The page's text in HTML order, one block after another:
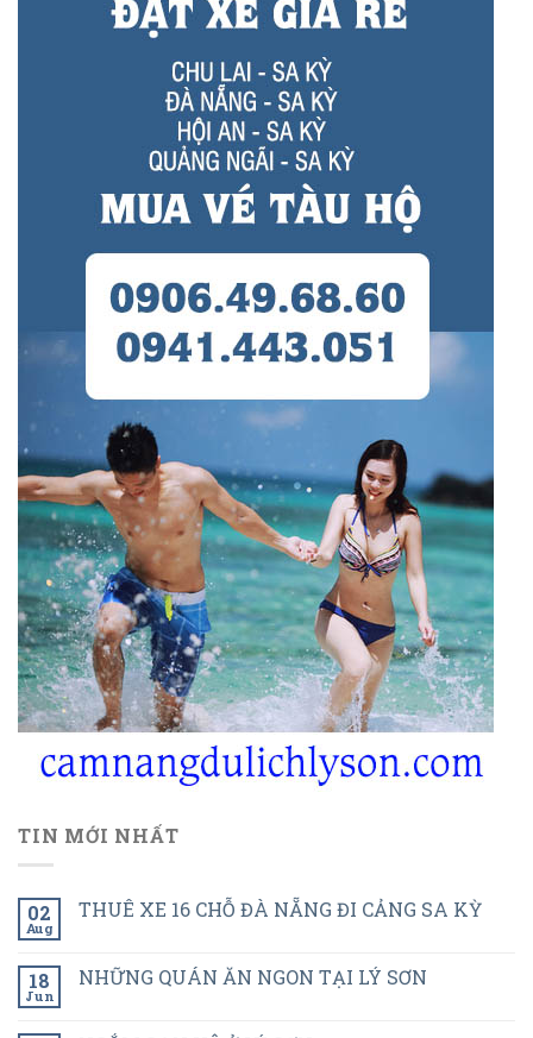
TIN MỚI NHẤT
02
Aug
THUÊ XE 16 CHỖ ĐÀ NẴNG ĐI CẢNG SA KỲ
18
Jun
NHỮNG QUÁN ĂN NGON TẠI LÝ SƠN